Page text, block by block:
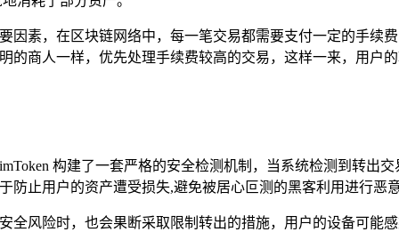
因素，在区块链网络中，每一笔交易都需要支付一定的手
的商人一样，优先处理手续费较高的交易，这样一来，用
构建了一套严格的安全检测机制，当系统检测到转出
防止用户的资产遭受损失,避免被居心叵测的黑客利用进行恶意
全风险时，也会果断采取限制转出的措施，用户的设备可